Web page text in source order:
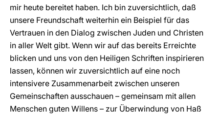
mir heute bereitet haben. Ich bin zuversichtlich, daß
unsere Freundschaft weiterhin ein Beispiel für das
Vertrauen in den Dialog zwischen Juden und Christen
in aller Welt gibt. Wenn wir auf das bereits Erreichte
blicken und uns von den Heiligen Schriften inspirieren
lassen, können wir zuversichtlich auf eine noch
intensivere Zusammenarbeit zwischen unseren
Gemeinschaften ausschauen – gemeinsam mit allen
Menschen guten Willens – zur Überwindung von Haß